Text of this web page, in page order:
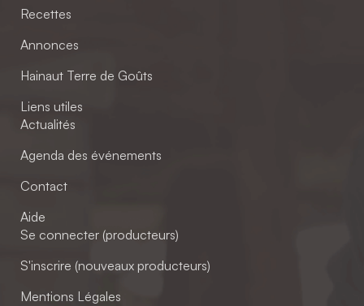
Recettes
Annonces
Hainaut Terre de Goûts
Liens utiles
Actualités
Agenda des événements
Contact
Aide
Se connecter (producteurs)
S'inscrire (nouveaux producteurs)
Mentions Légales